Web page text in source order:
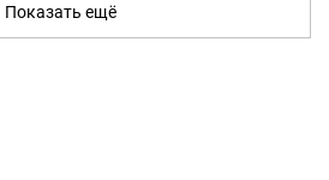
Показать ещё